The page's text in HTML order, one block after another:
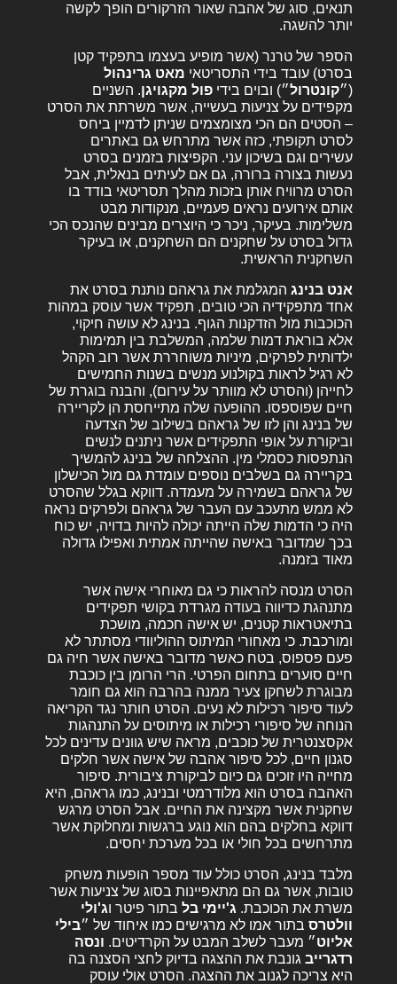
תנאים, סוג של אהבה שאור הזרקורים הופך לקשה
יותר להשגה.
הספר של טרנר (אשר מופיע בעצמו בתפקיד קטן
בסרט) עובד בידי התסריטאי מאט גרינהול
(״קונטרול״) ובוים בידי פול מקגויגן. השניים
מקפידים על צניעות בעשייה, אשר משרתת את הסרט
– הסטים הם הכי מצומצמים שניתן לדמיין ביחס
לסרט תקופתי, כזה אשר מתרחש גם באתרים
עשירים וגם בשיכון עני. הקפיצות בזמנים בסרט
נעשות בצורה ברורה, גם אם לעיתים בנאלית, אבל
הסרט מרוויח אותן בזכות מהלך תסריטאי בודד בו
אותם אירועים נראים פעמיים, מנקודות מבט
משלימות. בעיקר, ניכר כי היוצרים מבינים שהנכס הכי
גדול בסרט על שחקנים הם השחקנים, או בעיקר
השחקנית הראשית.
אנט בנינג המגלמת את גראהם נותנת בסרט את
אחד מתפקידיה הכי טובים, תפקיד אשר עוסק במהות
הכוכבות מול הזדקנות הגוף. בנינג לא עושה חיקוי,
אלא בוראת דמות שלמה, המשלבת בין תמימות
ילדותית לפרקים, מיניות משוחררת אשר רוב הקהל
לא רגיל לראות בקולנוע מנשים בשנות החמישים
לחייהן (והסרט לא מוותר על עירום), והבנה בוגרת של
חיים שפוספסו. ההופעה שלה מתייחסת הן לקריירה
של בנינג והן לזו של גראהם בשילוב של הצדעה
וביקורת על אופי התפקידים אשר ניתנים לנשים
הנתפסות כסמלי מין. ההצלחה של בנינג להמשיך
בקריירה גם בשלבים נוספים עומדת גם מול הכישלון
של גראהם בשמירה על מעמדה. דווקא בגלל שהסרט
לא ממש מתעכב עם העבר של גראהם ולפרקים נראה
היה כי הדמות שלה הייתה יכולה להיות בדויה, יש כוח
בכך שמדובר באישה שהייתה אמתית ואפילו גדולה
מאוד בזמנה.
הסרט מנסה להראות כי גם מאוחרי אישה אשר
מתנהגת כדיווה בעודה מגרדת בקושי תפקידים
בתיאטראות קטנים, יש אישה חכמה, מושכת
ומורכבת. כי מאחורי המיתוס ההוליוודי מסתתר לא
פעם פספוס, בטח כאשר מדובר באישה אשר חיה גם
חיים סוערים בתחום הפרטי. הרי הרומן בין כוכבת
מבוגרת לשחקן צעיר ממנה בהרבה הוא גם חומר
לעוד סיפור רכילות לא נעים. הסרט חותר נגד הקריאה
הנוחה של סיפורי רכילות או מיתוסים על התנהגות
אקסצנטרית של כוכבים, מראה שיש גוונים עדינים לכל
סגנון חיים, לכל סיפור אהבה של אישה אשר חלקים
מחייה היו זוכים גם כיום לביקורת ציבורית. סיפור
האהבה בסרט הוא מלודרמטי ובנינג, כמו גראהם, היא
שחקנית אשר מקצינה את החיים. אבל הסרט מרגש
דווקא בחלקים בהם הוא נוגע ברגשות ומחלוקת אשר
מתרחשים בכל חולי או בכל מערכת יחסים.
מלבד בנינג, הסרט כולל עוד מספר הופעות משחק
טובות, אשר גם הם מתאפיינות בסוג של צניעות אשר
משרת את הכוכבת. ג'יימי בל בתור פיטר וג'ולי
וולטרס בתור אמו לא מרגישים כמו איחוד של ״בילי
אליוט״ מעבר לשלב המבט על הקרדיטים. ונסה
רדגרייב גונבת את ההצגה בדיוק לחצי הסצנה בה
היא צריכה לגנוב את ההצגה. הסרט אולי עוסק